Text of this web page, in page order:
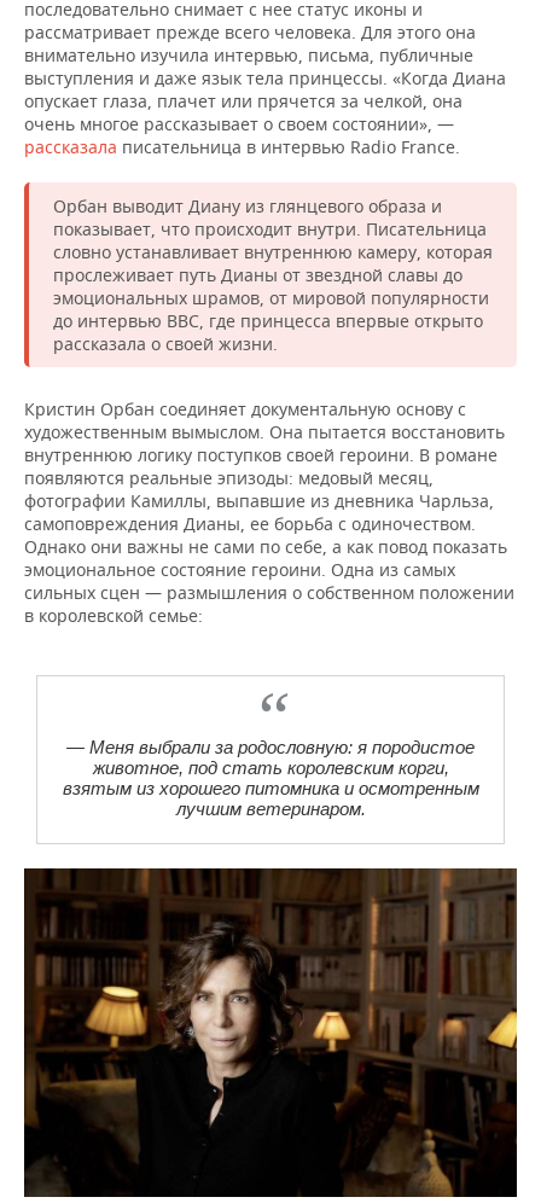
последовательно снимает с нее статус иконы и
рассматривает прежде всего человека. Для этого она
внимательно изучила интервью, письма, публичные
выступления и даже язык тела принцессы. «Когда Диана
опускает глаза, плачет или прячется за челкой, она
очень многое рассказывает о своем состоянии», —
рассказала писательница в интервью Radio France.
Орбан выводит Диану из глянцевого образа и
показывает, что происходит внутри. Писательница
словно устанавливает внутреннюю камеру, которая
прослеживает путь Дианы от звездной славы до
эмоциональных шрамов, от мировой популярности
до интервью BBC, где принцесса впервые открыто
рассказала о своей жизни.
Кристин Орбан соединяет документальную основу с
художественным вымыслом. Она пытается восстановить
внутреннюю логику поступков своей героини. В романе
появляются реальные эпизоды: медовый месяц,
фотографии Камиллы, выпавшие из дневника Чарльза,
самоповреждения Дианы, ее борьба с одиночеством.
Однако они важны не сами по себе, а как повод показать
эмоциональное состояние героини. Одна из самых
сильных сцен — размышления о собственном положении
в королевской семье:
— Меня выбрали за родословную: я породистое
животное, под стать королевским корги,
взятым из хорошего питомника и осмотренным
лучшим ветеринаром.